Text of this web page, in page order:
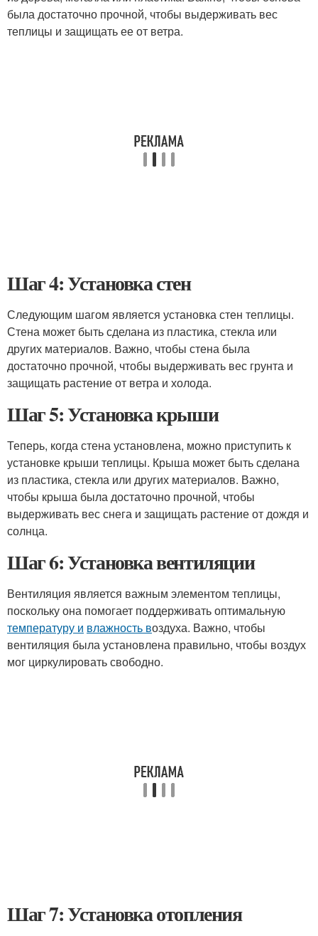
была достаточно прочной, чтобы выдерживать вес
теплицы и защищать ее от ветра.
Шаг 4: Установка стен
Следующим шагом является установка стен теплицы.
Стена может быть сделана из пластика, стекла или
других материалов. Важно, чтобы стена была
достаточно прочной, чтобы выдерживать вес грунта и
защищать растение от ветра и холода.
Шаг 5: Установка крыши
Теперь, когда стена установлена, можно приступить к
установке крыши теплицы. Крыша может быть сделана
из пластика, стекла или других материалов. Важно,
чтобы крыша была достаточно прочной, чтобы
выдерживать вес снега и защищать растение от дождя и
солнца.
Шаг 6: Установка вентиляции
Вентиляция является важным элементом теплицы,
поскольку она помогает поддерживать оптимальную
температуру и влажность воздуха. Важно, чтобы
вентиляция была установлена правильно, чтобы воздух
мог циркулировать свободно.
Шаг 7: Установка отопления